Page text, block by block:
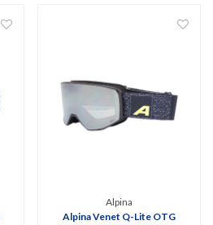
Alpina
Alpina Venet Q-Lite OTG